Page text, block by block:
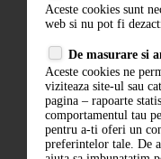
Aceste cookies sunt
web si nu pot fi
De masurare si
Aceste cookies ne
viziteaza site-ul sau
pagina – rapoarte
comportamentul tau
pentru a-ti oferi un
preferintelor tale. De